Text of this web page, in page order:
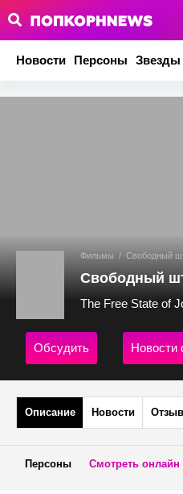
Новости Персоны Звезды
Фильмы / Свободный
Свободный
The Free State of
Обсудить Новости
Описание Новости
Персоны Смотреть онлайн